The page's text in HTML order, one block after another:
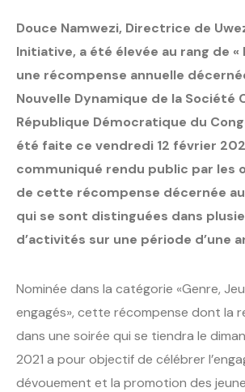
Douce Namwezi, Directrice de
Initiative, a été élevée au rang de «
une récompense annuelle
Nouvelle Dynamique de la Société
République Démocratique du
été faite ce vendredi 12 février
communiqué rendu public par les
de cette récompense décernée
qui se sont distinguées dans
d’activités sur une période d’une
Nominée dans la catégorie «Genre,
engagés», cette récompense dont la
dans une soirée qui se tiendra le
2021 a pour objectif de célébrer
dévouement et la promotion des